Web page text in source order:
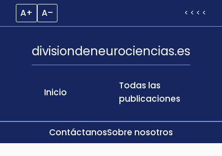
A+ A– < < < <
Inicio
divisiondeneurociencias.es
Todas las
publicaciones
ContáctanosSobre nosotros